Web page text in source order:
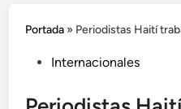
Portada » Periodistas Haití
Publicado
Internacionales